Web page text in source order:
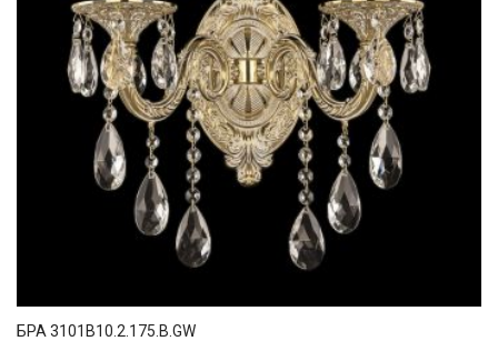
БРА 3101B10.2.175.B.GW